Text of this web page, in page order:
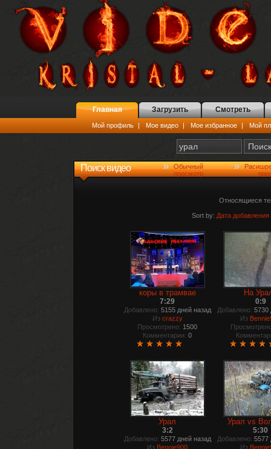
Главная Загрузить Смотреть
Мой профиль | Мое видео | Мое избранное | Мой
Поиск видео
Обычный
просмотр
Относящиеся
Sort by: Дата добавления
коры в трамвае
7:29
Добавлено: 5155 дней назад
Из crazzy
Просмотрено: 1500
Комментарии: 0
На
0:9
Добавлено: 5730
Из
Урал
3:2
Добавлено: 5577 дней назад
Из Bennie900
Урал vs
5:30
Добавлено: 5577
Из